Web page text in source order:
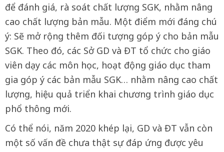
để đánh giá, rà soát chất lượng SGK, nhằm nâng
cao chất lượng bản mẫu. Một điểm mới đáng chú
ý: Sẽ mở rộng thêm đối tượng góp ý cho bản mẫu
SGK. Theo đó, các Sở GD và ĐT tổ chức cho giáo
viên dạy các môn học, hoạt động giáo dục tham
gia góp ý các bản mẫu SGK… nhằm nâng cao chất
lượng, hiệu quả triển khai chương trình giáo dục
phổ thông mới.
Có thể nói, năm 2020 khép lại, GD và ĐT vẫn còn
một số vấn đề chưa thật sự đáp ứng được yêu